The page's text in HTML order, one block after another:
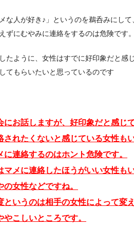
な人が好き♪」というのを鵜呑みにして
ずにむやみに連絡をするのは危険です。
たように、女性はすでに好印象だと感
てもらいたいと思っているのです
お話しますが、好印象だと感じ
されたくないと感じている女性もい
に連絡するのはホント危険です。
マメに連絡したほうがいい女性もい
の女性などですね。
というのは相手の女性によって変
やこしいところです。